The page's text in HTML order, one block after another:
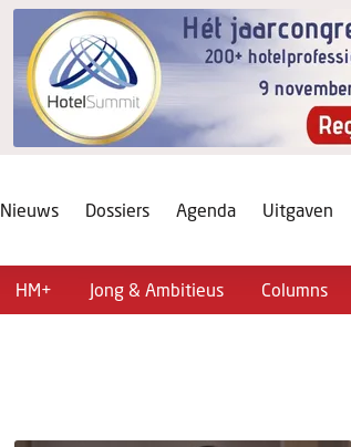
Nieuws Dossiers Agenda Uitgaven
HM+ Jong & Ambitieus Columns